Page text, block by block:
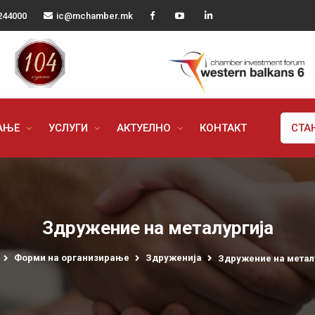
ic@mchamber.mk
УСЛУГИ АКТУЕЛНО КОНТАКТ
Здружение на металургија
Форми на организирање Здруженија Здружение на